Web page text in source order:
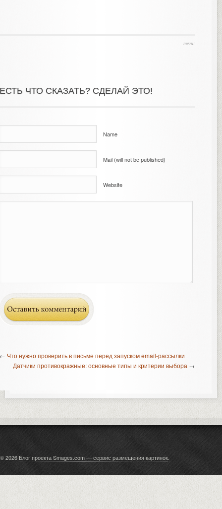
теги:
ЧТО СКАЗАТЬ? СДЕЛАЙ ЭТО!
Name
Mail (will not be published)
Website
Что нужно проверить в письме перед запуском email-рассылки
Датчики противокражные: основные типы и критерии выбора →
© 2026 Блог проекта Smages.com — сервис размещения картинок.